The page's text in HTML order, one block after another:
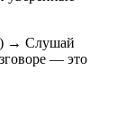
→ Слушай
— это